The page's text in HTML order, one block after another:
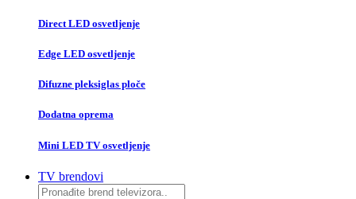
Direct LED osvetljenje
Edge LED osvetljenje
Difuzne pleksiglas ploče
Dodatna oprema
Mini LED TV osvetljenje
TV brendovi